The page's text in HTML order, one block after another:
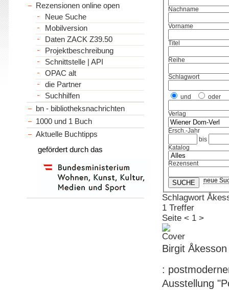
Nachname
Vorname
Titel
Reihe
Schlagwort
und oder
Verlag
Ersch.-Jahr
bis
Katalog
Rezensent
neue
Schlagwort
1 Treffer
Seite < 1 >
Birgit Åkesson
:
Ausstellung
Rezensionen online open
Neue Suche
Mobilversion
Daten ZACK Z39.50
Projektbeschreibung
Schnittstelle | API
OPAC alt
die Partner
Suchhilfen
bn - bibliotheksnachrichten
1000 und 1 Buch
Aktuelle Buchtipps
gefördert durch das